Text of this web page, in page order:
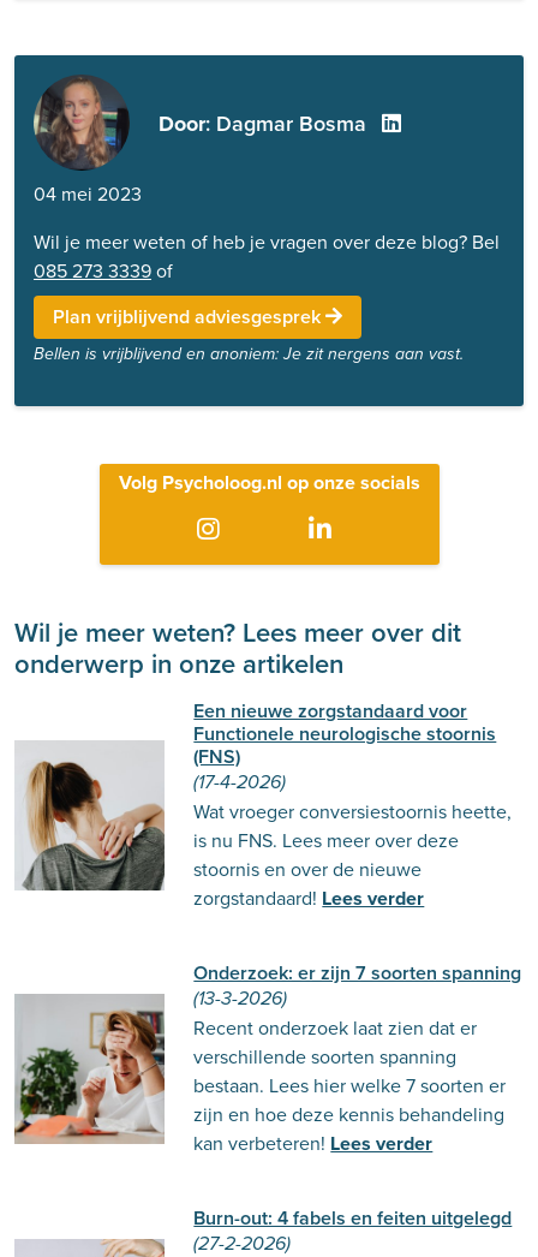
Door: Dagmar Bosma
04 mei 2023
Wil je meer weten of heb je vragen over deze blog? Bel
085 273 3339of
Plan vrijblijvend adviesgesprek
Bellen is vrijblijvend en anoniem: Je zit nergens aan vast.
Volg Psycholoog.nl op onze socials
Wil je meer weten? Lees meer over dit
onderwerp in onze artikelen
Een nieuwe zorgstandaard voor
Functionele neurologische stoornis
(FNS)
(17-4-2026)
Wat vroeger conversiestoornis heette,
is nu FNS. Lees meer over deze
stoornis en over de nieuwe
zorgstandaard! Lees verder
Onderzoek: er zijn 7 soorten spanning
(13-3-2026)
Recent onderzoek laat zien dat er
verschillende soorten spanning
bestaan. Lees hier welke 7 soorten er
zijn en hoe deze kennis behandeling
kan verbeteren! Lees verder
Burn-out: 4 fabels en feiten uitgelegd
(27-2-2026)